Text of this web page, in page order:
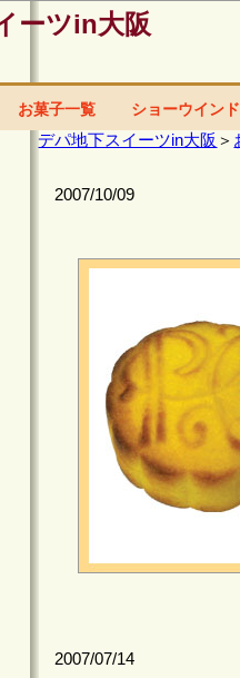
ーツin大阪
お菓子一覧 ショーウイン
デパ地下スイーツin大阪 ＞
2007/10/09
2007/07/14